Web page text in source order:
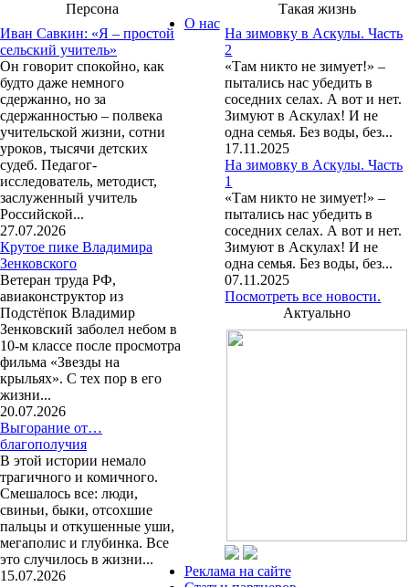
Персона
Иван Савкин: «Я – простой
сельский учитель»
Он говорит спокойно, как
будто даже немного
сдержанно, но за
сдержанностью – полвека
учительской жизни, сотни
уроков, тысячи детских
судеб. Педагог-
исследователь, методист,
заслуженный учитель
Российской...
27.07.2026
Крутое пике Владимира
Зенковского
Ветеран труда РФ,
авиаконструктор из
Подстёпок Владимир
Зенковский заболел небом в
10-м классе после просмотра
фильма «Звезды на
крыльях». С тех пор в его
жизни...
20.07.2026
Выгорание от…
благополучия
В этой истории немало
трагичного и комичного.
Смешалось все: люди,
свиньи, быки, отсохшие
пальцы и откушенные уши,
мегаполис и глубинка. Все
это случилось в жизни...
15.07.2026
Такая жизнь
На зимовку в Аскулы. Часть
2
«Там никто не зимует!» –
пытались нас убедить в
соседних селах. А вот и нет.
Зимуют в Аскулах! И не
одна семья. Без воды, без...
17.11.2025
На зимовку в Аскулы. Часть
1
«Там никто не зимует!» –
пытались нас убедить в
соседних селах. А вот и нет.
Зимуют в Аскулах! И не
одна семья. Без воды, без...
07.11.2025
Посмотреть все новости.
Актуально
О нас
Реклама на сайте